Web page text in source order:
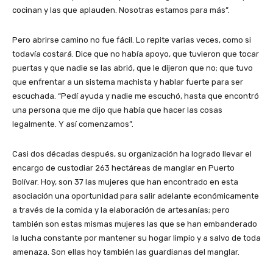
cocinan y las que aplauden. Nosotras estamos para más”.
Pero abrirse camino no fue fácil. Lo repite varias veces, como si
todavía costará. Dice que no había apoyo, que tuvieron que tocar
puertas y que nadie se las abrió, que le dijeron que no; que tuvo
que enfrentar a un sistema machista y hablar fuerte para ser
escuchada. “Pedí ayuda y nadie me escuchó, hasta que encontró
una persona que me dijo que había que hacer las cosas
legalmente. Y así comenzamos”.
Casi dos décadas después, su organización ha logrado llevar el
encargo de custodiar 263 hectáreas de manglar en Puerto
Bolívar. Hoy, son 37 las mujeres que han encontrado en esta
asociación una oportunidad para salir adelante económicamente
a través de la comida y la elaboración de artesanías; pero
también son estas mismas mujeres las que se han embanderado
la lucha constante por mantener su hogar limpio y a salvo de toda
amenaza. Son ellas hoy también las guardianas del manglar.